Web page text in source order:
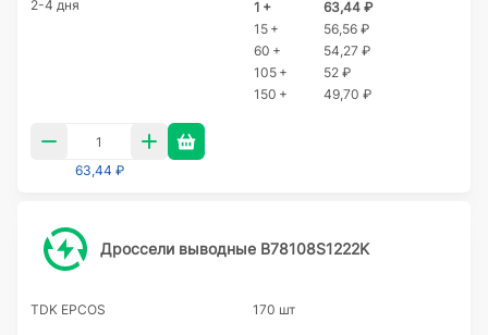
2-4 дня 1 +
63,44 ₽
15 +
56,56 ₽
60 +
54,27 ₽
105 +
52 ₽
150 +
49,70 ₽
63,44 ₽
Дроссели выводные B78108S1222K
TDK EPCOS 170 шт